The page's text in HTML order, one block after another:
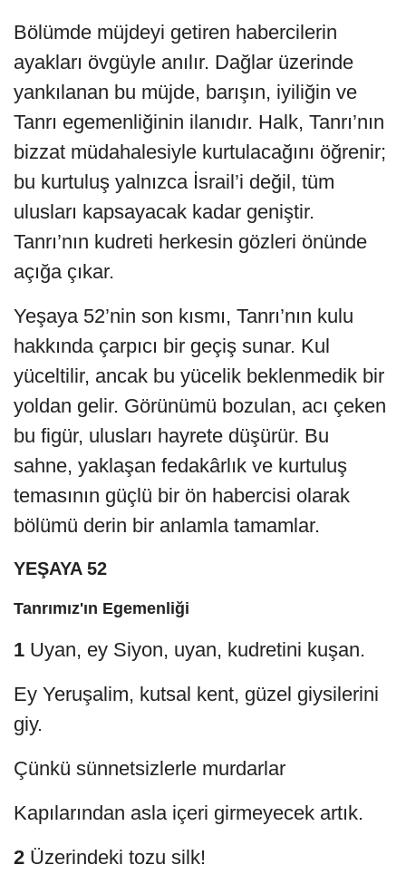
Bölümde müjdeyi getiren habercilerin
ayakları övgüyle anılır. Dağlar üzerinde
yankılanan bu müjde, barışın, iyiliğin ve
Tanrı egemenliğinin ilanıdır. Halk, Tanrı’nın
bizzat müdahalesiyle kurtulacağını öğrenir;
bu kurtuluş yalnızca İsrail’i değil, tüm
ulusları kapsayacak kadar geniştir.
Tanrı’nın kudreti herkesin gözleri önünde
açığa çıkar.
Yeşaya 52’nin son kısmı, Tanrı’nın kulu
hakkında çarpıcı bir geçiş sunar. Kul
yüceltilir, ancak bu yücelik beklenmedik bir
yoldan gelir. Görünümü bozulan, acı çeken
bu figür, ulusları hayrete düşürür. Bu
sahne, yaklaşan fedakârlık ve kurtuluş
temasının güçlü bir ön habercisi olarak
bölümü derin bir anlamla tamamlar.
YEŞAYA 52
Tanrımız'ın Egemenliği
1 Uyan, ey Siyon, uyan, kudretini kuşan.
Ey Yeruşalim, kutsal kent, güzel giysilerini
giy.
Çünkü sünnetsizlerle murdarlar
Kapılarından asla içeri girmeyecek artık.
2 Üzerindeki tozu silk!